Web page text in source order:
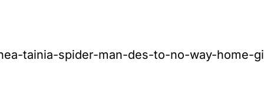
tainia-spider-man-des-to-no-way-